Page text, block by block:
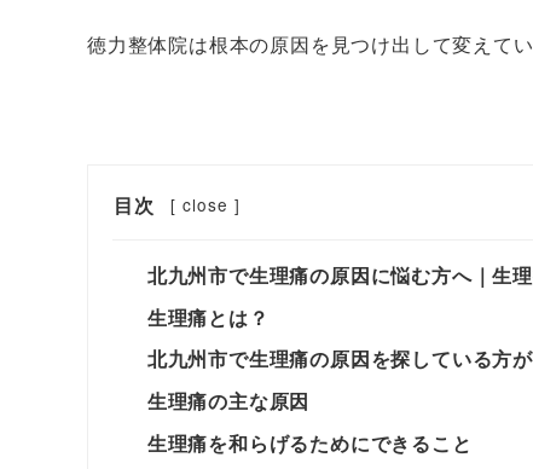
徳力整体院は根本の原因を見つけ出して変えて
目次 [ close ]
北九州市で生理痛の原因に悩む方へ｜生
生理痛とは？
北九州市で生理痛の原因を探している方
生理痛の主な原因
生理痛を和らげるためにできること